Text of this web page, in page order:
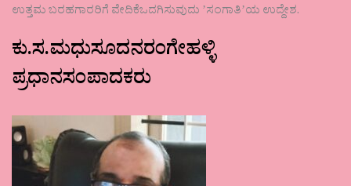
ಉತ್ತಮ ಬರಹಗಾರರಿಗೆ ವೇದಿಕೆಒದಗಿಸುವುದು ʼಸಂಗಾತಿʼಯ ಉದ್ದೇಶ.
ಕು.ಸ.ಮಧುಸೂದನರಂಗೇಹಳ್ಳಿ
ಪ್ರಧಾನಸಂಪಾದಕರು